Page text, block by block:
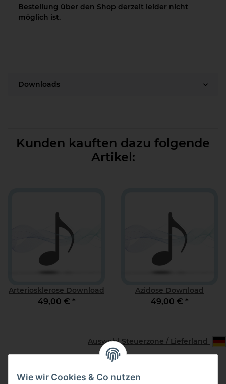
Bestellung über den Shop derzeit leider nicht
möglich ist.
Downloads
Kunden kauften dazu folgende
Artikel:
Arteriosklerose Download
49,00 € *
Azidose Download
49,00 € *
Auswahl Steuerzone / Lieferland
Wie wir Cookies & Co nutzen